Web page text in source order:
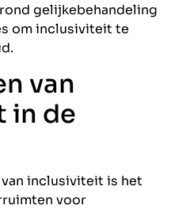
gelijkebehandeling
om inclusiviteit te
van
in de
inclusiviteit is het
voor